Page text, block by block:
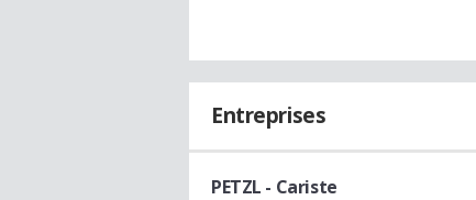
Entreprises
PETZL - Cariste